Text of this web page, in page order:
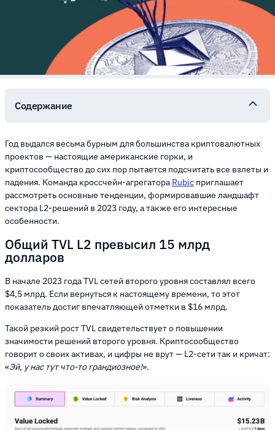
Год выдался весьма бурным для большинства криптовалютных
проектов — настоящие американские горки, и
криптосообщество до сих пор пытается подсчитать все взлеты и
падения. Команда кроссчейн-агрегатора Rubic приглашает
рассмотреть основные тенденции, формировавшие ландшафт
сектора L2-решений в 2023 году, а также его интересные
особенности.
Общий TVL L2 превысил 15 млрд
долларов
В начале 2023 года TVL сетей второго уровня составлял всего
$4,5 млрд. Если вернуться к настоящему времени, то этот
показатель достиг впечатляющей отметки в $16 млрд.
Такой резкий рост TVL свидетельствует о повышении
значимости решений второго уровня. Криптосообщество
говорит о своих активах, и цифры не врут — L2-сети так и кричат:
«Эй, у нас тут что-то грандиозное!».
Содержание